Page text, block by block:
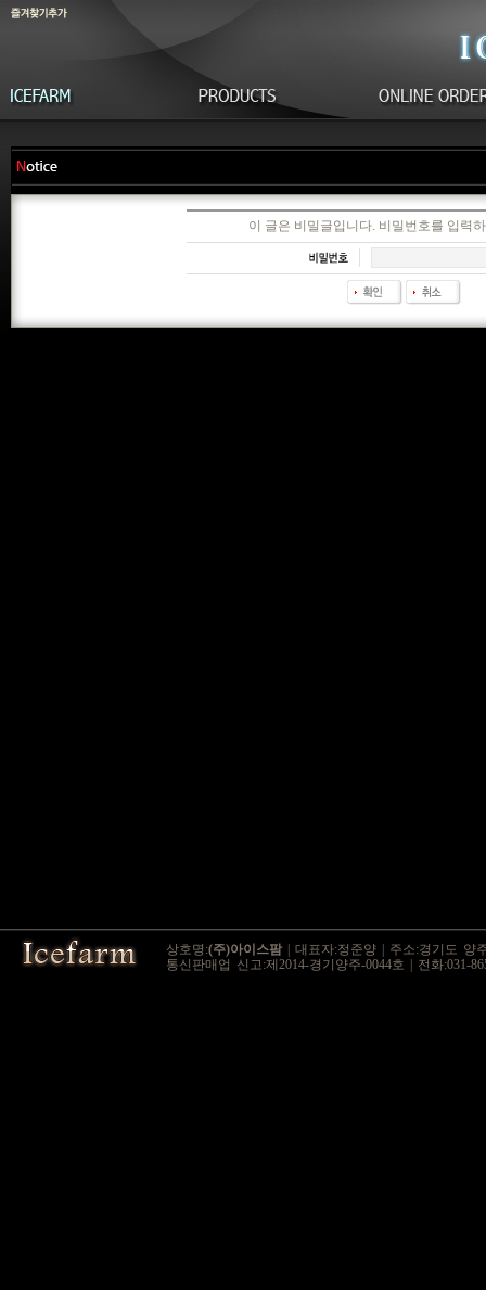
이 글은 비밀글입니다. 비밀번호를 입력
상호명:(주)아이스팜 | 대표자:정준양 | 주소:경기도 양
통신판매업 신고:제2014-경기양주-0044호 | 전화:031-